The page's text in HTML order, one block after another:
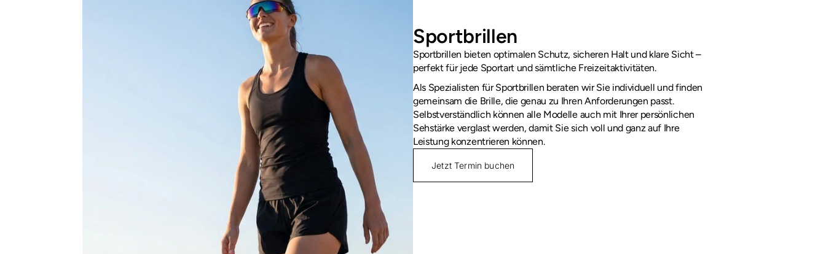
Sportbrillen
Sportbrillen bieten optimalen Schutz, sicheren Halt und klare Sicht –
perfekt für jede Sportart und sämtliche Freizeitaktivitäten.
Als Spezialisten für Sportbrillen beraten wir Sie individuell und finden
gemeinsam die Brille, die genau zu Ihren Anforderungen passt.
Selbstverständlich können alle Modelle auch mit Ihrer persönlichen
Sehstärke verglast werden, damit Sie sich voll und ganz auf Ihre
Leistung konzentrieren können.
Jetzt Termin buchen